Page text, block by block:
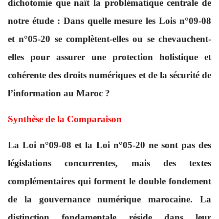
dichotomie que naît la problématique centrale de
notre étude :Dans quelle mesure les Lois n°09-08
et n°05-20 se complètent-elles ou se chevauchent-
elles pour assurer une protection holistique et
cohérente des droits numériques et de la sécurité de
l’information au Maroc ?
Synthèse de la Comparaison
La Loi n°09-08 et la Loi n°05-20 ne sont pas des
législations concurrentes, mais des textes
complémentaires qui forment le double fondement
de la gouvernance numérique marocaine. La